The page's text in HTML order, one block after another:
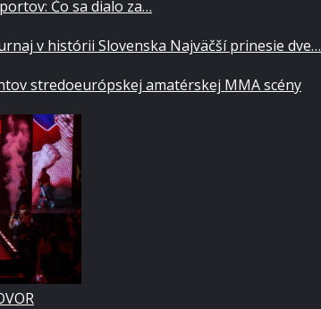
Čo sa dialo za…
v histórii Slovenska Najväčší prinesie dve…
stredoeurópskej amatérskej MMA scény